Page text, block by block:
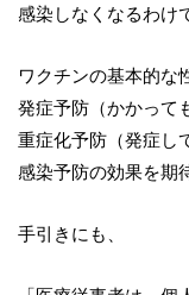
感染しなくなるわけ
ワクチンの基本的な
発症予防（かかって
重症化予防（発症し
感染予防の効果を期
手引きにも、